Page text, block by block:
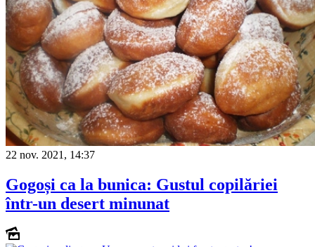
22 nov. 2021, 14:37
Gogoși ca la bunica: Gustul copilăriei
într-un desert minunat